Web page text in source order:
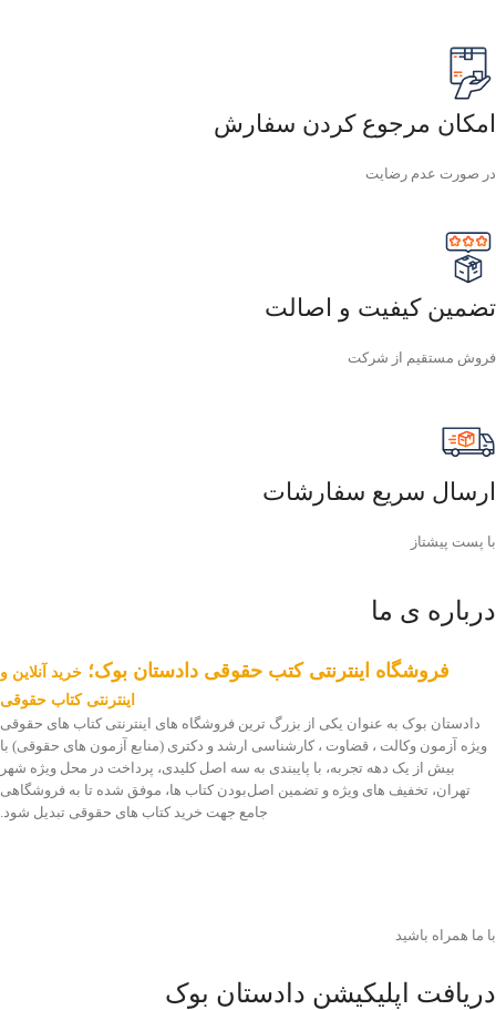
امکان مرجوع کردن سفارش
در صورت عدم رضایت
تضمین کیفیت و اصالت
فروش مستقیم از شرکت
ارسال سریع سفارشات
با پست پیشتاز
درباره ی ما
فروشگاه اینترنتی کتب حقوقی دادستان بوک؛ خرید آنلاین و
اینترنتی کتاب حقوقی
دادستان بوک به عنوان یکی از بزرگ ترین فروشگاه های اینترنتی کتاب های حقوقی
ویژه آزمون وکالت ، قضاوت ، کارشناسی ارشد و دکتری (منابع آزمون های حقوقی) با
بیش از یک دهه تجربه، با پایبندی به سه اصل کلیدی، پرداخت در محل ویژه شهر
تهران، تخفیف های ویژه و تضمین اصل‌بودن کتاب ها، موفق شده تا به فروشگاهی
جامع جهت خرید کتاب های حقوقی تبدیل شود.
با ما همراه باشید
دریافت اپلیکیشن دادستان بوک